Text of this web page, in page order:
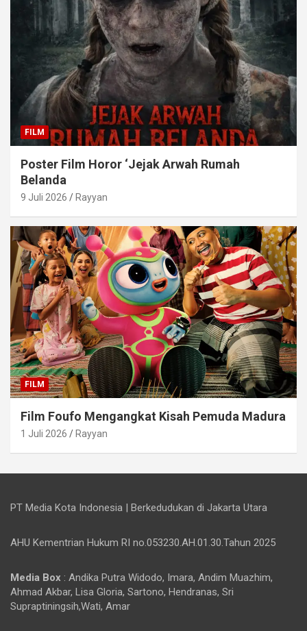
FILM
Poster Film Horor ‘Jejak Arwah Rumah
Belanda
9 Juli 2026 Rayyan
FILM
Film Foufo Mengangkat Kisah Pemuda Madura
1 Juli 2026 Rayyan
PT Media Kota Indonesia | Berkedudukan di Jakarta Utara
AHU Kementrian Hukum RI no.053230.AH.01.30.Tahun 2025
Media Box : Andika Putra Widodo, Imara, Andim Muazhim,
Ahmad Akbar, Lisa Gloria, Sartono, Hendranas, Sri
Supraptiningsih,Wati, Amar